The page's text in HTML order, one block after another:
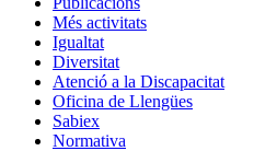
Més activitats
Igualtat
Diversitat
Atenció a la Discapacitat
Oficina de Llengües
Sabiex
Normativa